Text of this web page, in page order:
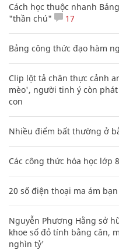
Cách học thuộc nhanh
"thần chú"
17
Bảng công thức đạo hàm
Clip lột tả chân thực cảnh
mèo', người tinh ý còn
con
Nhiều điểm bất thường ở
Các công thức hóa học lớp
20 số điện thoại ma ám
Nguyễn Phương Hằng sở
khoe sổ đỏ tính bằng cân,
nghìn tỷ'